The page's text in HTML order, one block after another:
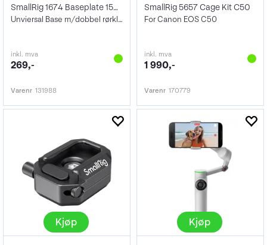
SmallRig 1674 Baseplate 15mm Rod Clamp
Unviersal Base m/dobbel rørklemme 15mm
inkl. mva
269,-
Varenr 131988
SmallRig 5657 Cage Kit C50
For Canon EOS C50
inkl. mva
1 990,-
Varenr 170779
Kjøp Kjøp